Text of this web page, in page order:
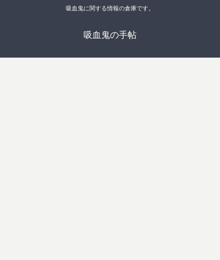
吸血鬼に関する情報の倉庫です。
吸血鬼の手帖